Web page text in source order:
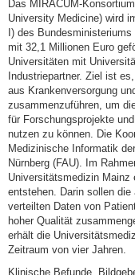
Das MIRACUM-
University Medicine) wird
I) des
mit 32,1 Millionen Euro
Universitäten mit
Industriepartner. Ziel ist
aus Krankenversorgung
zusammenzuführen, um
für Forschungsprojekte
nutzen zu können. Die
Medizinische Informatik
Nürnberg (FAU). Im
Universitätsmedizin Mainz
entstehen. Darin sollen
verteilten Daten von
hoher Qualität
erhält die
Zeitraum von vier Jahren.
Klinische Befunde,